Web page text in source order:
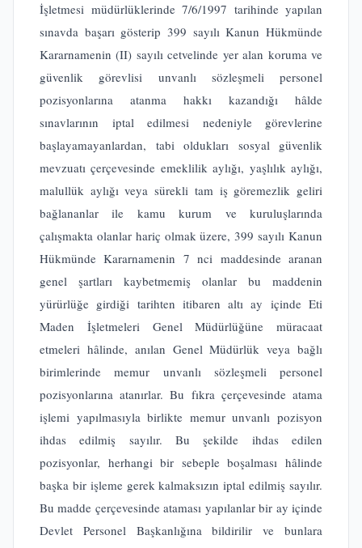
İşletmesi müdürlüklerinde 7/6/1997 tarihinde yapılan
sınavda başarı gösterip 399 sayılı Kanun Hükmünde
Kararnamenin (II) sayılı cetvelinde yer alan koruma ve
güvenlik görevlisi unvanlı sözleşmeli personel
pozisyonlarına atanma hakkı kazandığı hâlde
sınavlarının iptal edilmesi nedeniyle görevlerine
başlayamayanlardan, tabi oldukları sosyal güvenlik
mevzuatı çerçevesinde emeklilik aylığı, yaşlılık aylığı,
malullük aylığı veya sürekli tam iş göremezlik geliri
bağlananlar ile kamu kurum ve kuruluşlarında
çalışmakta olanlar hariç olmak üzere, 399 sayılı Kanun
Hükmünde Kararnamenin 7 nci maddesinde aranan
genel şartları kaybetmemiş olanlar bu maddenin
yürürlüğe girdiği tarihten itibaren altı ay içinde Eti
Maden İşletmeleri Genel Müdürlüğüne müracaat
etmeleri hâlinde, anılan Genel Müdürlük veya bağlı
birimlerinde memur unvanlı sözleşmeli personel
pozisyonlarına atanırlar. Bu fıkra çerçevesinde atama
işlemi yapılmasıyla birlikte memur unvanlı pozisyon
ihdas edilmiş sayılır. Bu şekilde ihdas edilen
pozisyonlar, herhangi bir sebeple boşalması hâlinde
başka bir işleme gerek kalmaksızın iptal edilmiş sayılır.
Bu madde çerçevesinde ataması yapılanlar bir ay içinde
Devlet Personel Başkanlığına bildirilir ve bunlara